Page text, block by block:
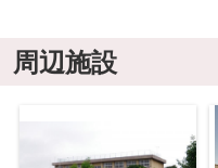
周辺施設